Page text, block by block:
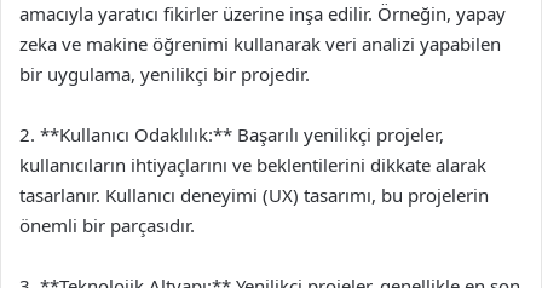
amacıyla yaratıcı fikirler üzerine inşa edilir. Örneğin, yapay
zeka ve makine öğrenimi kullanarak veri analizi yapabilen
bir uygulama, yenilikçi bir projedir.
2. **Kullanıcı Odaklılık:** Başarılı yenilikçi projeler,
kullanıcıların ihtiyaçlarını ve beklentilerini dikkate alarak
tasarlanır. Kullanıcı deneyimi (UX) tasarımı, bu projelerin
önemli bir parçasıdır.